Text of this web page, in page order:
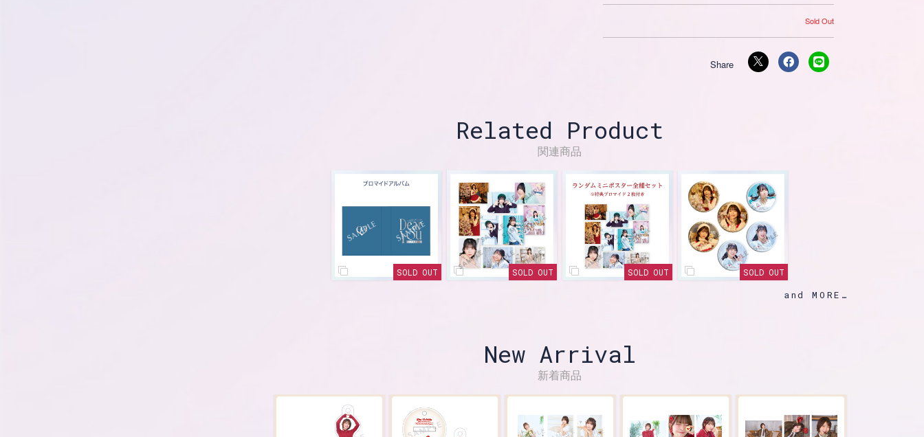
Sold Out
Related Product
関連商品
SOLD OUT SOLD OUT SOLD OUT SOLD OUT
and MORE
New Arrival
新着商品